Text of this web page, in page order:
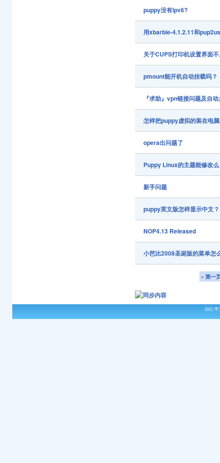
puppy没有ipv6?
用xbarbie-4.1.2.11和
关于CUPS打印机设置界面
pmount能开机自动挂载吗？
『求助』vpn链接问题及自
怎样把puppy虚拟的装在电
opera出问题了
Puppy Linux的主题能修改
新手问题
puppy英文版怎样显示中文？
NOP4.13 Released
小芭比2008圣诞版的菜单怎
« 第一
(cc)中